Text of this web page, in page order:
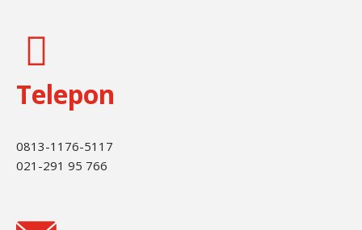
Telepon
0813-1176-5117
021-291 95 766